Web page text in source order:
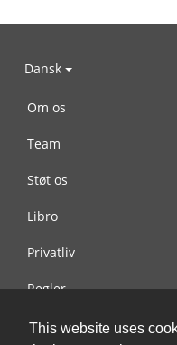
This website uses
Dansk
Om os
Team
Støt os
Libro
Privatliv
Regler
Kontakt os